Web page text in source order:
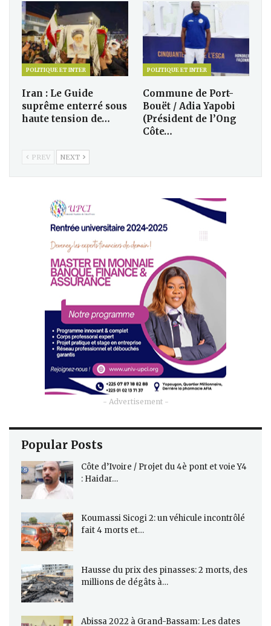
POLITIQUE ET INTER
Iran : Le Guide
suprême enterré sous
haute tension de…
POLITIQUE ET INTER
Commune de Port-
Bouët / Adia Yapobi
(Président de l’Ong
Côte…
PREV NEXT
- Advertisement -
Popular Posts
Côte d’Ivoire / Projet du 4è pont et voie Y4
: Haidar…
Koumassi Sicogi 2: un véhicule incontrôlé
fait 4 morts et…
Hausse du prix des pinasses: 2 morts, des
millions de dégâts à…
Abissa 2022 à Grand-Bassam: Les dates